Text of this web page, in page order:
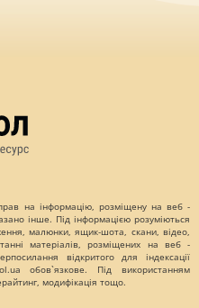
на інформацію, розміщену на веб -
інше. Під інформацією розуміються
малюнки, ящик-шота, скани, відео,
матеріалів, розміщених на веб -
відкритого для індексації
обов`язкове. Під використанням
модифікація тощо.